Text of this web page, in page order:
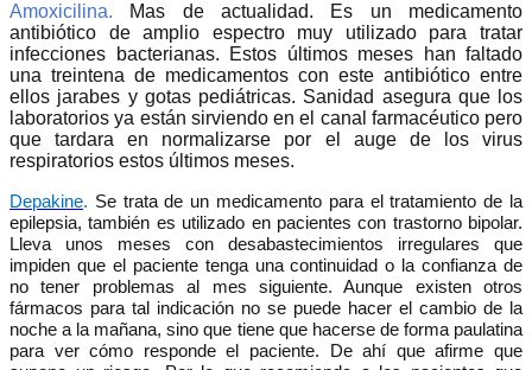
Amoxicilina. Mas de actualidad. Es un medicamento
antibiótico de amplio espectro muy utilizado para tratar
infecciones bacterianas. Estos últimos meses han faltado
una treintena de medicamentos con este antibiótico entre
ellos jarabes y gotas pediátricas. Sanidad asegura que los
laboratorios ya están sirviendo en el canal farmacéutico pero
que tardara en normalizarse por el auge de los virus
respiratorios estos últimos meses.
Depakine. Se trata de un medicamento para el tratamiento de la
epilepsia, también es utilizado en pacientes con trastorno bipolar.
Lleva unos meses con desabastecimientos irregulares que
impiden que el paciente tenga una continuidad o la confianza de
no tener problemas al mes siguiente. Aunque existen otros
fármacos para tal indicación no se puede hacer el cambio de la
noche a la mañana, sino que tiene que hacerse de forma paulatina
para ver cómo responde el paciente. De ahí que afirme que